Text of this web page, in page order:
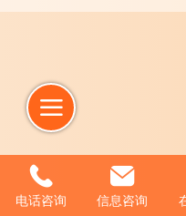
电话咨询 信息咨询